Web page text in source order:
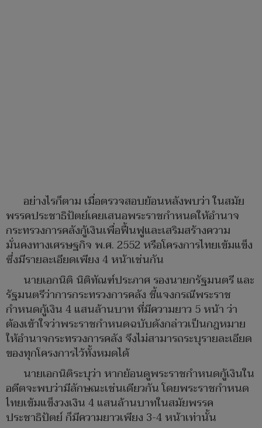
อย่างไรก็ตาม เมื่อตรวจสอบย้อนหลังพบว่า ในสมัย
พรรคประชาธิปัตย์เคยเสนอพระราชกำหนดให้อำนาจ
กระทรวงการคลังกู้เงินเพื่อฟื้นฟูและเสริมสร้างความ
มั่นคงทางเศรษฐกิจ พ.ศ. 2552 หรือโครงการไทยเข้มแข็ง
ซึ่งมีรายละเอียดเพียง 4 หน้าเช่นกัน
นายเอกนิติ นิติทัณฑ์ประภาศ รองนายกรัฐมนตรี และ
รัฐมนตรีว่าการกระทรวงการคลัง ชี้แจงกรณีพระราช
กำหนดกู้เงิน 4 แสนล้านบาท ที่มีความยาว 5 หน้า ว่า
ต้องเข้าใจว่าพระราชกำหนดฉบับดังกล่าวเป็นกฎหมาย
ให้อำนาจกระทรวงการคลัง จึงไม่สามารถระบุรายละเอียด
ของทุกโครงการไว้ทั้งหมดได้
นายเอกนิติระบุว่า หากย้อนดูพระราชกำหนดกู้เงินใน
อดีตจะพบว่ามีลักษณะเช่นเดียวกัน โดยพระราชกำหนด
ไทยเข้มแข็งวงเงิน 4 แสนล้านบาทในสมัยพรรค
ประชาธิปัตย์ ก็มีความยาวเพียง 3-4 หน้าเท่านั้น